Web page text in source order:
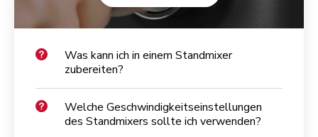
Was kann ich in einem Standmixer
zubereiten?
Welche Geschwindigkeitseinstellungen
des Standmixers sollte ich verwenden?